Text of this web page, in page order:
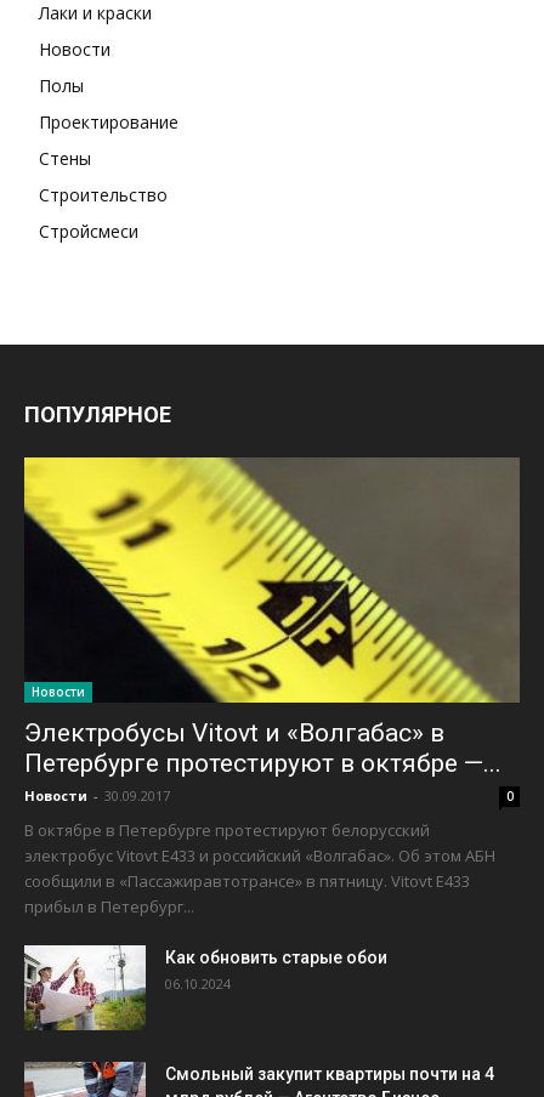
Лаки и краски
Новости
Полы
Проектирование
Стены
Строительство
Стройсмеси
ПОПУЛЯРНОЕ
Новости
Электробусы Vitovt и «Волгабас» в
Петербурге протестируют в октябре —...
Новости - 30.09.2017 0
В октябре в Петербурге протестируют белорусский
электробус Vitovt E433 и российский «Волгабас». Об этом АБН
сообщили в «Пассажиравтотрансе» в пятницу. Vitovt E433
прибыл в Петербург...
Как обновить старые обои
06.10.2024
Смольный закупит квартиры почти на 4